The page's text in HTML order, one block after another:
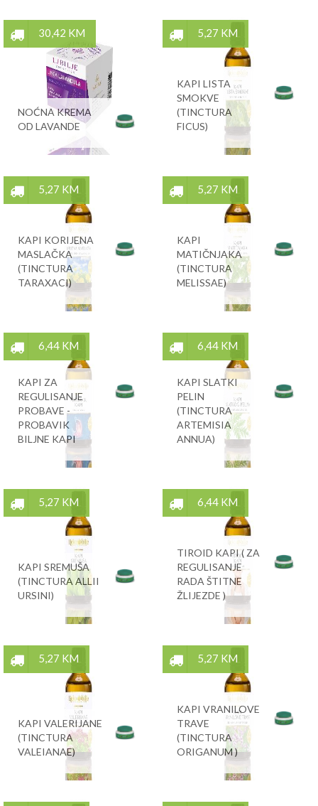
30,42 KM
NOĆNA KREMA
OD LAVANDE
5,27 KM
KAPI LISTA
SMOKVE
(TINCTURA
FICUS)
5,27 KM
KAPI KORIJENA
MASLAČKA
(TINCTURA
TARAXACI)
5,27 KM
KAPI
MATIČNJAKA
(TINCTURA
MELISSAE)
6,44 KM
KAPI ZA
REGULISANJE
PROBAVE -
PROBAVIK
BILJNE KAPI
6,44 KM
KAPI SLATKI
PELIN
(TINCTURA
ARTEMISIA
ANNUA)
5,27 KM
KAPI SREMUŠA
(TINCTURA ALLII
URSINI)
6,44 KM
TIROID KAPI ( ZA
REGULISANJE
RADA ŠTITNE
ŽLIJEZDE )
5,27 KM
KAPI VALERIJANE
(TINCTURA
VALEIANAE)
5,27 KM
KAPI VRANILOVE
TRAVE
(TINCTURA
ORIGANUM )